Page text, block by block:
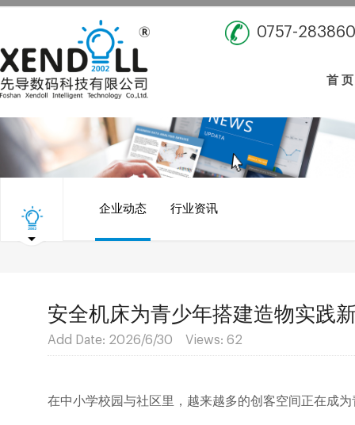
0757-
首 页
企业动态 行业资讯
安全机床为青少年搭建造物实践
Add Date: 2026/6/30 Views: 62
在中小学校园与社区里，越来越多的创客空间正在成